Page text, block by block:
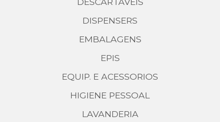
DISPENSERS
EMBALAGENS
EPIS
EQUIP. E ACESSORIOS
HIGIENE PESSOAL
LAVANDERIA